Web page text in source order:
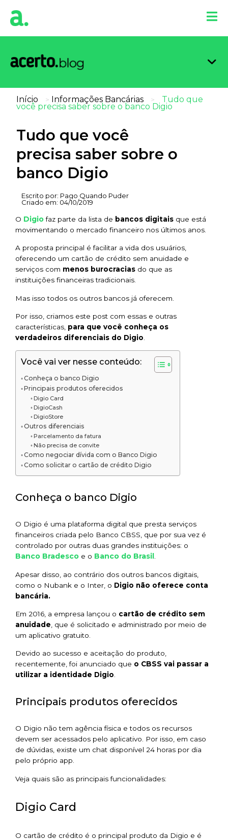
Início > Informações Bancárias > Tudo que
você precisa saber sobre o banco Digio
Tudo que você
precisa saber sobre o
banco Digio
Escrito por: Pago Quando Puder
Criado em: 04/10/2019
O Digio faz parte da lista de bancos digitais que está
movimentando o mercado financeiro nos últimos anos.
A proposta principal é facilitar a vida dos usuários,
oferecendo um cartão de crédito sem anuidade e
serviços com menos burocracias do que as
instituições financeiras tradicionais.
Mas isso todos os outros bancos já oferecem.
Por isso, criamos este post com essas e outras
características, para que você conheça os
verdadeiros diferenciais do Digio
Você vai ver nesse conteúdo:
Conheça o banco Digio
Principais produtos oferecidos
Digio Card
DigioCash
DigioStore
Outros diferenciais
Parcelamento da fatura
Não precisa de convite
Como negociar dívida com o Banco Digio
Como solicitar o cartão de crédito Digio
Conheça o banco Digio
O Digio é uma plataforma digital que presta serviços
financeiros criada pelo Banco CBSS, que por sua vez é
controlado por outras duas grandes instituições: o
Banco Bradesco e o Banco do Brasil.
Apesar disso, ao contrário dos outros bancos digitais,
como o Nubank e o Inter, o Digio não oferece conta
bancária.
Em 2016, a empresa lançou o cartão de crédito sem
anuidade , que é solicitado e administrado por meio de
um aplicativo gratuito.
Devido ao sucesso e aceitação do produto,
recentemente, foi anunciado que o CBSS vai passar a
utilizar a identidade Digio.
Principais produtos oferecidos
O Digio não tem agência física e todos os recursos
devem ser acessados pelo aplicativo. Por isso, em caso
de dúvidas, existe um chat disponível 24 horas por dia
pelo próprio app.
Veja quais são as principais funcionalidades:
Digio Card
O cartão de crédito é o principal produto da Digio e é